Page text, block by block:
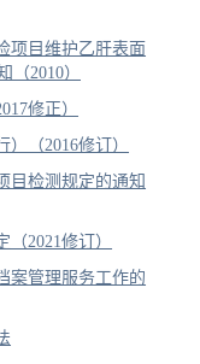
项目维护乙肝表面
2010）
修正）
（2016修订）
目检测规定的通知
2021修订）
案管理服务工作的